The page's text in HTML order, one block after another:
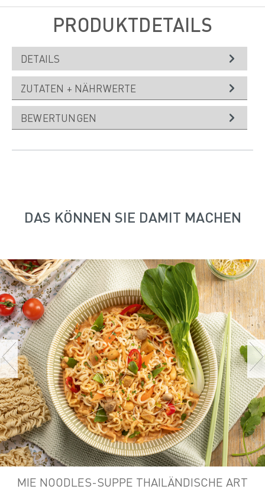
PRODUKTDETAILS
DETAILS
ZUTATEN + NÄHRWERTE
BEWERTUNGEN
DAS KÖNNEN SIE DAMIT MACHEN
MIE NOODLES-SUPPE THAILÄNDISCHE ART